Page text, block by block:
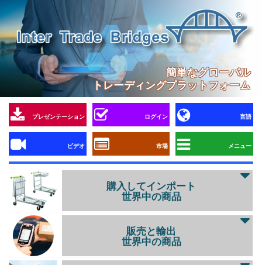
簡単なグローバル
トレーディングプラットフォーム
プレゼンテーション ログイン 言語
ビデオ 市場 メニュー
購入してインポート
世界中の商品
販売と輸出
世界中の商品